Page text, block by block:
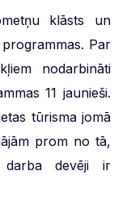
klāsts un
Par
nodarbināti
11 jaunieši.
tūrisma jomā
prom no tā,
devēji ir